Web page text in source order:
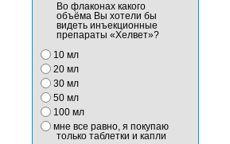
Во флаконах какого
объёма Вы хотели бы
видеть инъекционные
препараты «Хелвет»?
10 мл
20 мл
30 мл
50 мл
100 мл
мне все равно, я покупаю
только таблетки и капли